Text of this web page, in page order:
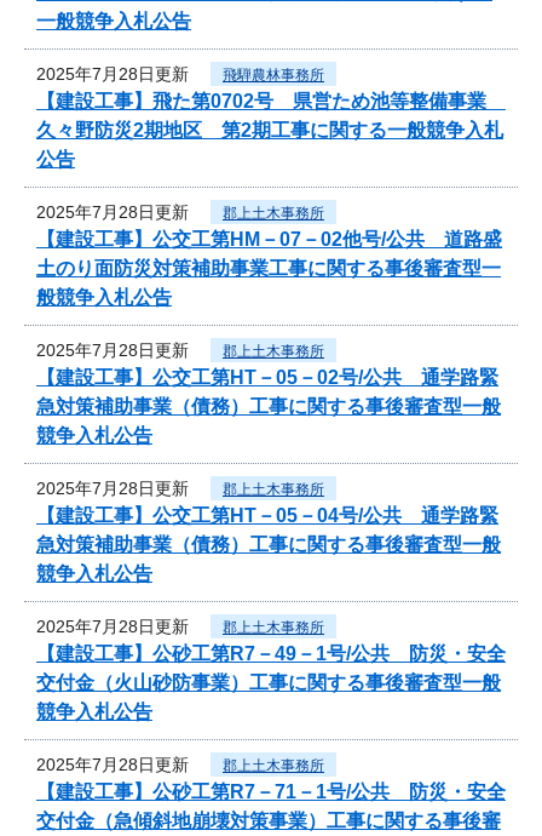
一般競争入札公告
2025年7月28日更新 飛騨農林事務所
【建設工事】飛た第0702号 県営ため池等整備事業
久々野防災2期地区 第2期工事に関する一般競争入札
公告
2025年7月28日更新 郡上土木事務所
【建設工事】公交工第HM－07－02他号/公共 道路盛
土のり面防災対策補助事業工事に関する事後審査型一
般競争入札公告
2025年7月28日更新 郡上土木事務所
【建設工事】公交工第HT－05－02号/公共 通学路緊
急対策補助事業（債務）工事に関する事後審査型一般
競争入札公告
2025年7月28日更新 郡上土木事務所
【建設工事】公交工第HT－05－04号/公共 通学路緊
急対策補助事業（債務）工事に関する事後審査型一般
競争入札公告
2025年7月28日更新 郡上土木事務所
【建設工事】公砂工第R7－49－1号/公共 防災・安全
交付金（火山砂防事業）工事に関する事後審査型一般
競争入札公告
2025年7月28日更新 郡上土木事務所
【建設工事】公砂工第R7－71－1号/公共 防災・安全
交付金（急傾斜地崩壊対策事業）工事に関する事後審